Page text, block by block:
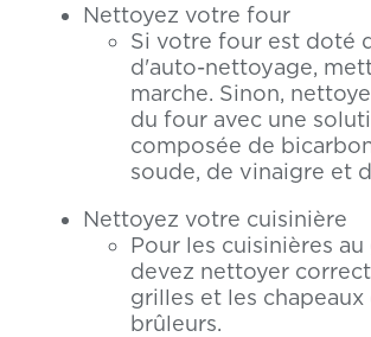
Nettoyez votre four
Si votre four est doté
d'auto-nettoyage,
marche. Sinon,
du four avec une
composée de
soude, de vinaigre et
Nettoyez votre cuisinière
Pour les cuisinières au
devez nettoyer
grilles et les chapeaux
brûleurs.